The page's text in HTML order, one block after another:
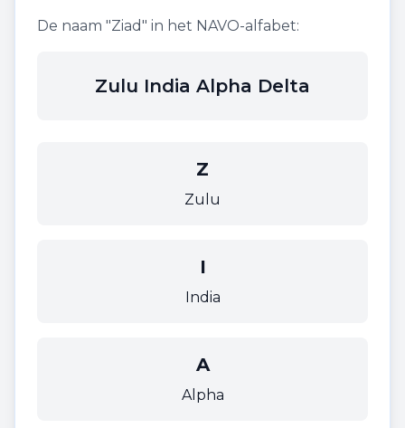
De naam "Ziad" in het NAVO-alfabet:
Zulu India Alpha Delta
Z
Zulu
I
India
A
Alpha